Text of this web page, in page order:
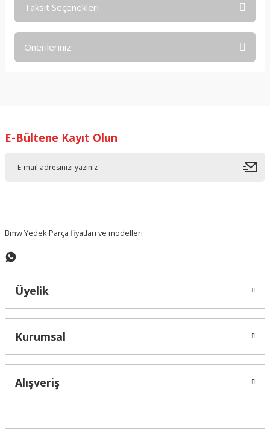
Taksit Seçenekleri
Önerileriniz
Ürün resmi kalitesiz, bozuk veya görüntülenemiyor.
E-Bültene Kayıt Olun
Bmw Yedek Parça fiyatları ve modelleri
Üyelik
Kurumsal
Alışveriş